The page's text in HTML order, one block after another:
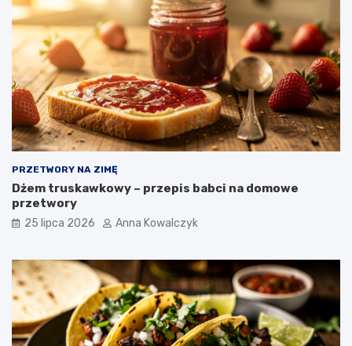
PRZETWORY NA ZIMĘ
Dżem truskawkowy – przepis babci na domowe
przetwory
25 lipca 2026 Anna Kowalczyk